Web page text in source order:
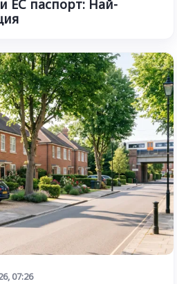
ЕС паспорт: Най-
07:26